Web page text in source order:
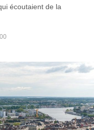
écoutaient de la